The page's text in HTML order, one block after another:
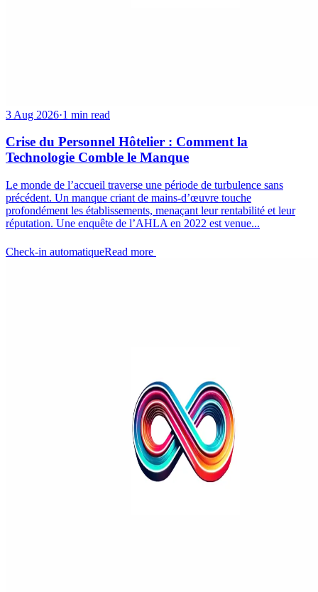
3 Aug 2026·1 min read
Crise du Personnel Hôtelier : Comment la
Technologie Comble le Manque
Le monde de l’accueil traverse une période de turbulence sans
précédent. Un manque criant de mains-d’œuvre touche
profondément les établissements, menaçant leur rentabilité et leur
réputation. Une enquête de l’AHLA en 2022 est venue...
Check-in automatiqueRead more